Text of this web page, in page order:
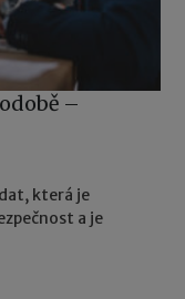
–
která je
a je